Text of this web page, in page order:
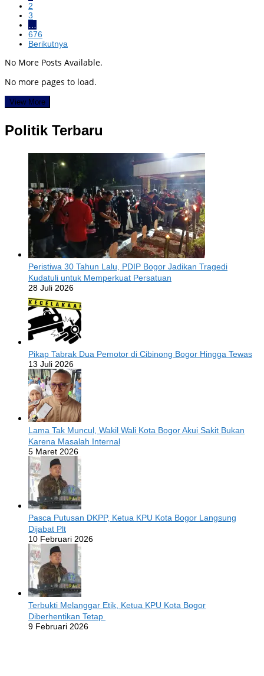
2
3
…
676
Berikutnya
No More Posts Available.
No more pages to load.
View More
Politik Terbaru
Peristiwa 30 Tahun Lalu, PDIP Bogor Jadikan Tragedi
Kudatuli untuk Memperkuat Persatuan
28 Juli 2026
Pikap Tabrak Dua Pemotor di Cibinong Bogor Hingga Tewas
13 Juli 2026
Lama Tak Muncul, Wakil Wali Kota Bogor Akui Sakit Bukan
Karena Masalah Internal
5 Maret 2026
Pasca Putusan DKPP, Ketua KPU Kota Bogor Langsung
Dijabat Plt
10 Februari 2026
Terbukti Melanggar Etik, Ketua KPU Kota Bogor
Diberhentikan Tetap
9 Februari 2026